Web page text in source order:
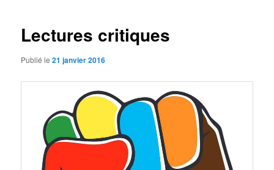
Lectures critiques
Publié le21 janvier 2016